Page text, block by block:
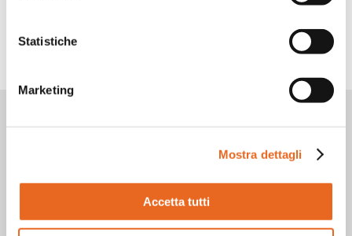
Statistiche
Marketing
Mostra dettagli
Accetta tutti
Iscriviti alla nostra